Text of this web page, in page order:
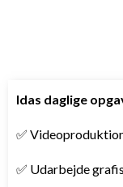
Idas daglige
✅
✅ Udarbejde